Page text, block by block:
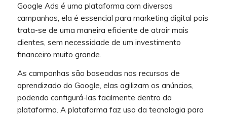
Google Ads é uma plataforma com diversas
campanhas, ela é essencial para marketing digital pois
trata-se de uma maneira eficiente de atrair mais
clientes, sem necessidade de um investimento
financeiro muito grande.
As campanhas são baseadas nos recursos de
aprendizado do Google, elas agilizam os anúncios,
podendo configurá-las facilmente dentro da
plataforma. A plataforma faz uso da tecnologia para